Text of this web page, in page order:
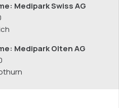
Medipark Swiss AG
Medipark Olten AG